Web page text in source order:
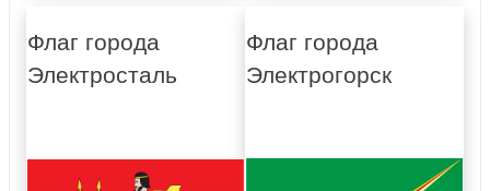
Флаг города
Электросталь
Флаг города
Электрогорск